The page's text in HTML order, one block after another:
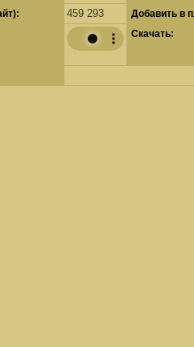
459 293
Добавить в
Скачать: